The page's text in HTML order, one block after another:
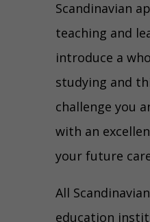
Scandinavian
teaching and
introduce a
studying and
challenge you
with an
your future
All
education